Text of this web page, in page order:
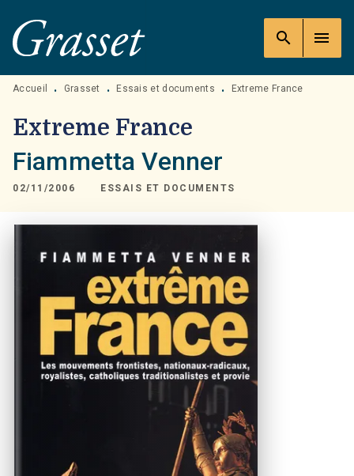
MENU RECHERCHE
PIED DE PAGE
search menu
Accueil • Grasset • Essais et documents • Extreme France
Extreme France
Fiammetta Venner
02/11/2006 ESSAIS ET DOCUMENTS